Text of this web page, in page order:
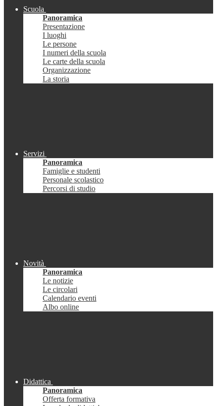
Scuola
Panoramica
Presentazione
I luoghi
Le persone
I numeri della scuola
Le carte della scuola
Organizzazione
La storia
Servizi
Panoramica
Famiglie e studenti
Personale scolastico
Percorsi di studio
Novità
Panoramica
Le notizie
Le circolari
Calendario eventi
Albo online
Didattica
Panoramica
Offerta formativa